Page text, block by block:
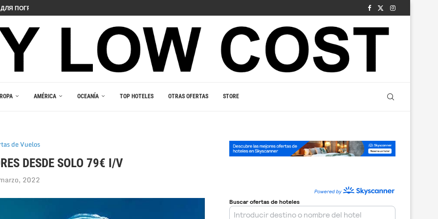
PELIIN
AMÉRICA OCEANÍA TOP HOTELES OTRAS OFERTAS STORE
de Vuelos
DESDE SOLO 79€ I/V
2022